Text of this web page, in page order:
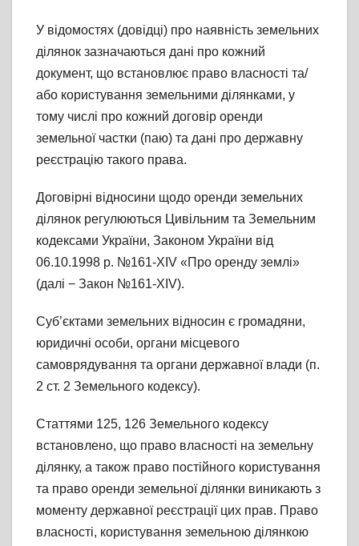
У відомостях (довідці) про наявність земельних
ділянок зазначаються дані про кожний
документ, що встановлює право власності та/
або користування земельними ділянками, у
тому числі про кожний договір оренди
земельної частки (паю) та дані про державну
реєстрацію такого права.
Договірні відносини щодо оренди земельних
ділянок регулюються Цивільним та Земельним
кодексами України, Законом України від
06.10.1998 р. №161-XIV «Про оренду землі»
(далі − Закон №161-XIV).
Суб’єктами земельних відносин є громадяни,
юридичні особи, органи місцевого
самоврядування та органи державної влади (п.
2 ст. 2 Земельного кодексу).
Статтями 125, 126 Земельного кодексу
встановлено, що право власності на земельну
ділянку, а також право постійного користування
та право оренди земельної ділянки виникають з
моменту державної реєстрації цих прав. Право
власності, користування земельною ділянкою